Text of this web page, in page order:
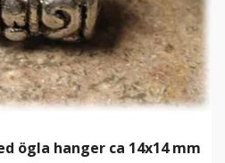
ögla hanger ca 14x14 mm